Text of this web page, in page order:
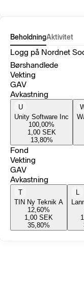
BeholdningAktivitet
Logg på Nordnet
Børshandlede
Vekting
GAV
Avkastning
U
Unity Software Inc
100,00%
1,00 SEK
13,80%
Fond
Vekting
GAV
Avkastning
T
TIN Ny Teknik A
12,60%
1,00 SEK
35,80%
L